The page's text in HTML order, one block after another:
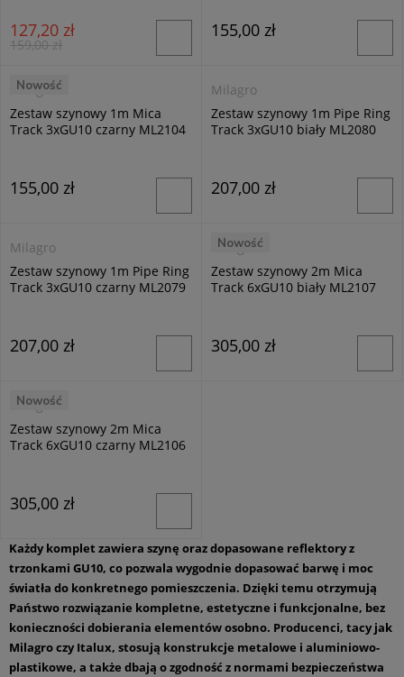
127,20 zł
159,00 zł
155,00 zł
Milagro
Zestaw szynowy 1m Mica
Track 3xGU10 czarny ML2104
155,00 zł
Nowość
Milagro
Zestaw szynowy 1m Pipe Ring
Track 3xGU10 biały ML2080
207,00 zł
Milagro
Zestaw szynowy 1m Pipe Ring
Track 3xGU10 czarny ML2079
207,00 zł
Milagro
Zestaw szynowy 2m Mica
Track 6xGU10 biały ML2107
305,00 zł
Nowość
Milagro
Zestaw szynowy 2m Mica
Track 6xGU10 czarny ML2106
305,00 zł
Nowość
Każdy komplet zawiera szynę oraz dopasowane reflektory z
trzonkami GU10, co pozwala wygodnie dopasować barwę i moc
światła do konkretnego pomieszczenia. Dzięki temu otrzymują
Państwo rozwiązanie kompletne, estetyczne i funkcjonalne, bez
konieczności dobierania elementów osobno. Producenci, tacy jak
Milagro czy Italux, stosują konstrukcje metalowe i aluminiowo-
plastikowe, a także dbają o zgodność z normami bezpieczeństwa